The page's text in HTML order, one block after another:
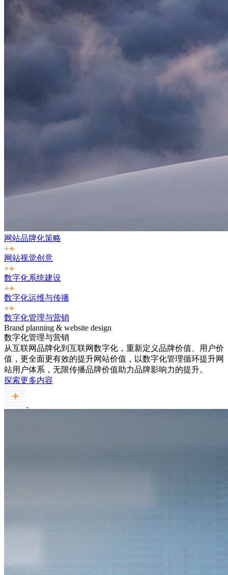
网站品牌化策略
网站视觉创意
数字化系统建设
数字化运维与传播
数字化管理与营销
Brand planning & website design
数字化管理与营销
从互联网品牌化到互联网数字化，重新定义品牌价值、用户价
值，更全面更有效的提升网站价值，以数字化管理循环提升网
站用户体系，无限传播品牌价值助力品牌影响力的提升。
探索更多内容